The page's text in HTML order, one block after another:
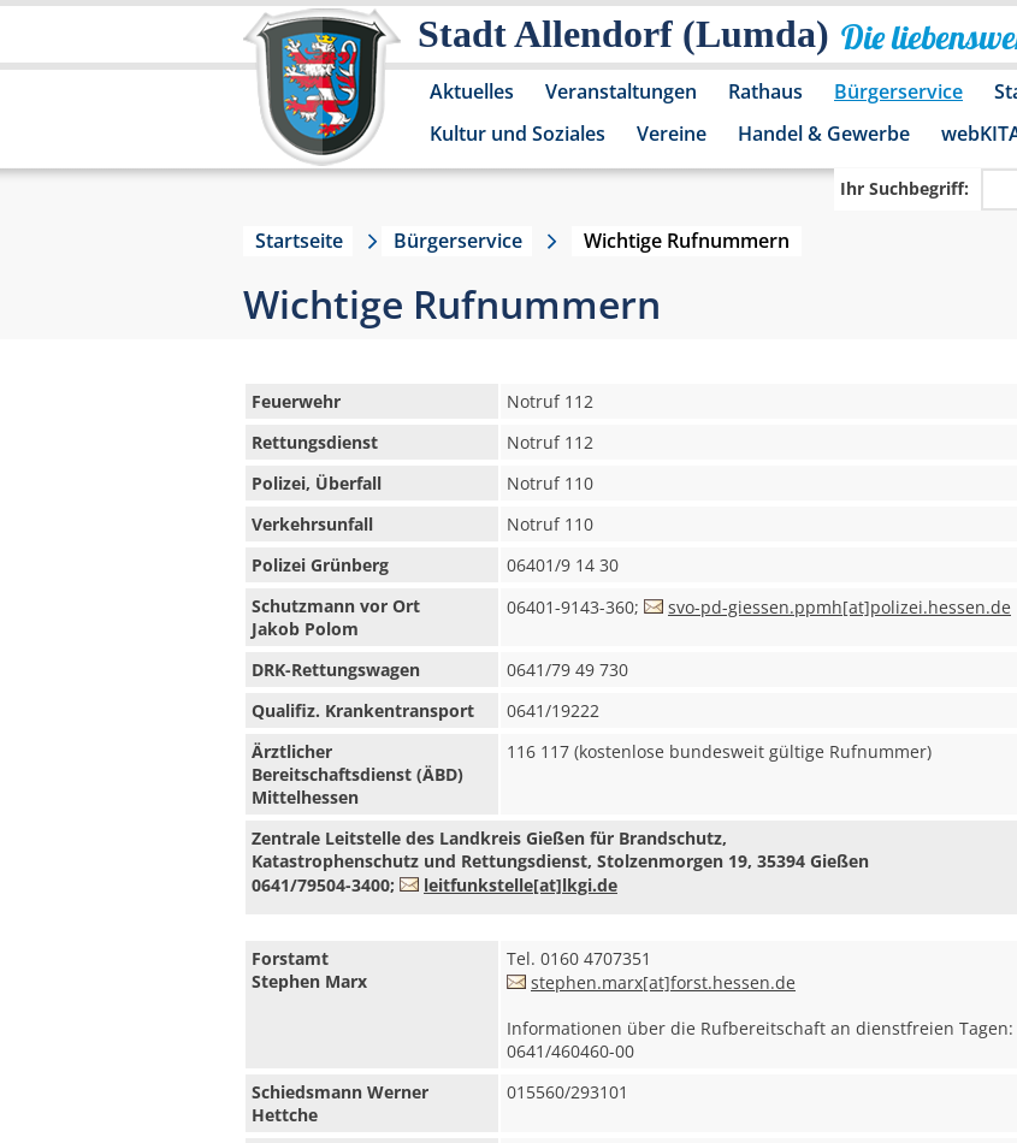
Stadt Allendorf (Lumda) Die
Aktuelles Veranstaltungen Rathaus Bürgerservice
Kultur und Soziales
Vereine Handel & Gewerbe
Ihr Suchbegriff:
Startseite Bürgerservice Wichtige Rufnummern
Wichtige Rufnummern
Feuerwehr
Notruf 112
Rettungsdienst
Notruf 112
Polizei, Überfall
Notruf 110
Verkehrsunfall
Notruf 110
Polizei Grünberg
06401/9 14 30
Schutzmann vor Ort
Jakob Polom
06401-9143-360; svo-pd-giessen.ppmh[at]polizei.hessen.de
DRK-Rettungswagen
0641/79 49 730
Qualifiz. Krankentransport
0641/19222
Ärztlicher
Bereitschaftsdienst (ÄBD)
Mittelhessen
116 117 (kostenlose bundesweit gültige Rufnummer)
Zentrale Leitstelle des Landkreis Gießen für Brandschutz,
Katastrophenschutz und Rettungsdienst, Stolzenmorgen 19, 35394 Gießen
0641/79504-3400;
leitfunkstelle[at]lkgi.de
Forstamt
Stephen Marx
Tel. 0160 4707351
stephen.marx[at]forst.hessen.de
Informationen über die Rufbereitschaft an dienstfreien Tagen:
0641/460460-00
Schiedsmann Werner
Hettche
015560/293101